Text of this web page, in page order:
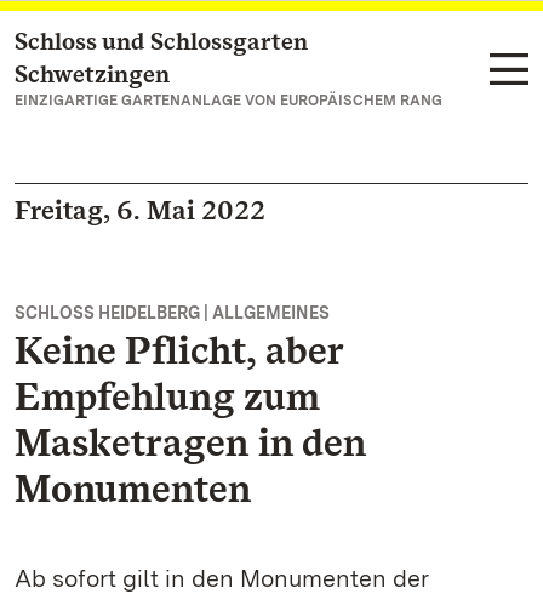
Zum Hauptinhalt springen
Schloss und Schlossgarten
Schwetzingen
EINZIGARTIGE GARTENANLAGE VON EUROPÄISCHEM RANG
Freitag, 6. Mai 2022
SCHLOSS HEIDELBERG | ALLGEMEINES
Keine Pflicht, aber
Empfehlung zum
Masketragen in den
Monumenten
Ab sofort gilt in den Monumenten der